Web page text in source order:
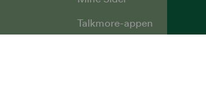
Talkmore-appen